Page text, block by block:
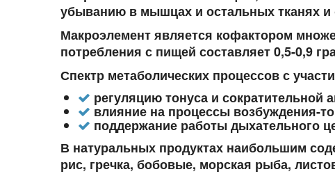
убыванию в мышцах и остальных тканях и
Макроэлемент является кофактором
потребления с пищей составляет 0,5-0,9
Спектр метаболических процессов с
регуляцию тонуса и сократительной
влияние на процессы возбуждения-
поддержание работы дыхательного
В натуральных продуктах наибольшим
рис, гречка, бобовые, морская рыба,